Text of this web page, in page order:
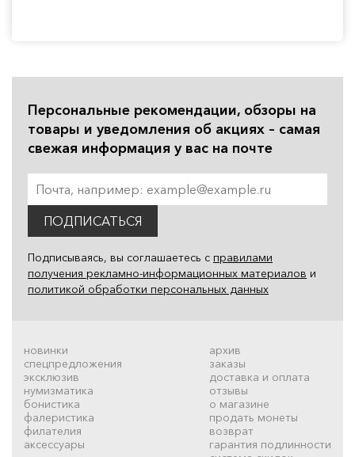
Персональные рекомендации, обзоры на
товары и уведомления об акциях – самая
свежая информация у вас на почте
ПОДПИСАТЬСЯ
Подписываясь, вы соглашаетесь с правилами
получения рекламно-информационных материалов и
политикой обработки персональных данных
новинки
спецпредложения
эксклюзив
нумизматика
бонистика
фалеристика
филателия
аксессуары
архив
заказы
доставка и оплата
отзывы
о магазине
продать монеты
возврат
гарантия подлинности